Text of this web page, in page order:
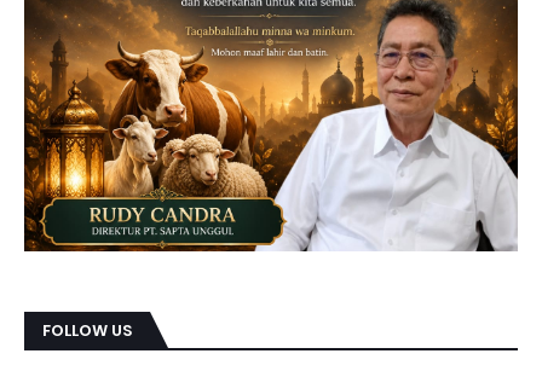
FOLLOW US